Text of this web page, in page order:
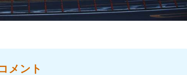
メント